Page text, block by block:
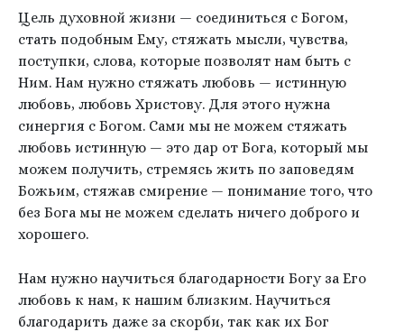
Цель духовной жизни — соединиться с Богом,
стать подобным Ему, стяжать мысли, чувства,
поступки, слова, которые позволят нам быть с
Ним. Нам нужно стяжать любовь — истинную
любовь, любовь Христову. Для этого нужна
синергия с Богом. Сами мы не можем стяжать
любовь истинную — это дар от Бога, который мы
можем получить, стремясь жить по заповедям
Божьим, стяжав смирение — понимание того, что
без Бога мы не можем сделать ничего доброго и
хорошего.
Нам нужно научиться благодарности Богу за Его
любовь к нам, к нашим близким. Научиться
благодарить даже за скорби, так как их Бог